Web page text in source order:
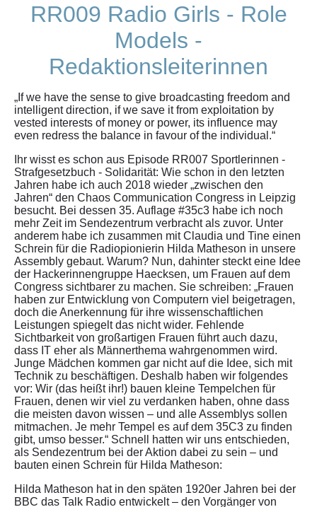
RR009 Radio Girls - Role
Models -
Redaktionsleiterinnen
„If we have the sense to give broadcasting freedom and
intelligent direction, if we save it from exploitation by
vested interests of money or power, its influence may
even redress the balance in favour of the individual.“
Ihr wisst es schon aus Episode RR007 Sportlerinnen -
Strafgesetzbuch - Solidarität: Wie schon in den letzten
Jahren habe ich auch 2018 wieder „zwischen den
Jahren“ den Chaos Communication Congress in Leipzig
besucht. Bei dessen 35. Auflage #35c3 habe ich noch
mehr Zeit im Sendezentrum verbracht als zuvor. Unter
anderem habe ich zusammen mit Claudia und Tine einen
Schrein für die Radiopionierin Hilda Matheson in unsere
Assembly gebaut. Warum? Nun, dahinter steckt eine Idee
der Hackerinnengruppe Haecksen, um Frauen auf dem
Congress sichtbarer zu machen. Sie schreiben: „Frauen
haben zur Entwicklung von Computern viel beigetragen,
doch die Anerkennung für ihre wissenschaftlichen
Leistungen spiegelt das nicht wider. Fehlende
Sichtbarkeit von großartigen Frauen führt auch dazu,
dass IT eher als Männerthema wahrgenommen wird.
Junge Mädchen kommen gar nicht auf die Idee, sich mit
Technik zu beschäftigen. Deshalb haben wir folgendes
vor: Wir (das heißt ihr!) bauen kleine Tempelchen für
Frauen, denen wir viel zu verdanken haben, ohne dass
die meisten davon wissen – und alle Assemblys sollen
mitmachen. Je mehr Tempel es auf dem 35C3 zu finden
gibt, umso besser.“ Schnell hatten wir uns entschieden,
als Sendezentrum bei der Aktion dabei zu sein – und
bauten einen Schrein für Hilda Matheson:
Hilda Matheson hat in den späten 1920er Jahren bei der
BBC das Talk Radio entwickelt – den Vorgänger von